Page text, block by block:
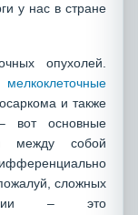
у нас в стране
опухолей.
мелкоклеточные
и также
вот основные
между собой
сложных
– это